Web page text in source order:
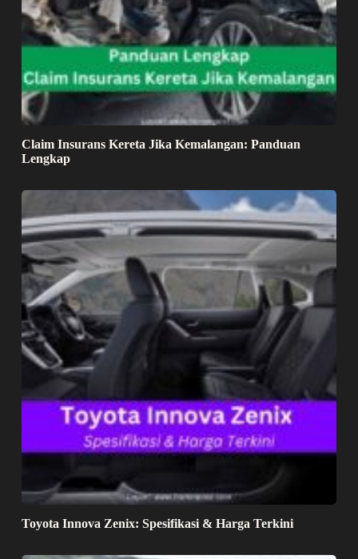
Claim Insurans Kereta Jika Kemalangan: Panduan
Lengkap
Toyota Innova Zenix: Spesifikasi & Harga Terkini